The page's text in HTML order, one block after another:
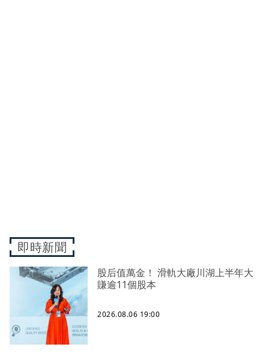
即時新聞
股后值萬金！ 滑軌大廠川湖上半年大
賺逾11個股本
2026.08.06 19:00